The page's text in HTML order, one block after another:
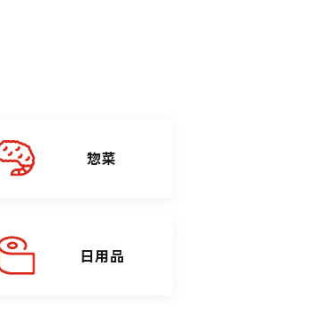
惣菜
日用品